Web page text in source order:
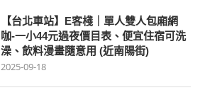
【台北車站】E客棧｜單人雙人包廂網
咖-一小44元過夜價目表、便宜住宿可洗
澡、飲料漫畫隨意用 (近南陽街)
2025-09-18